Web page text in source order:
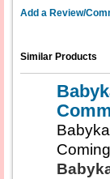
Add a Review/
Similar Products